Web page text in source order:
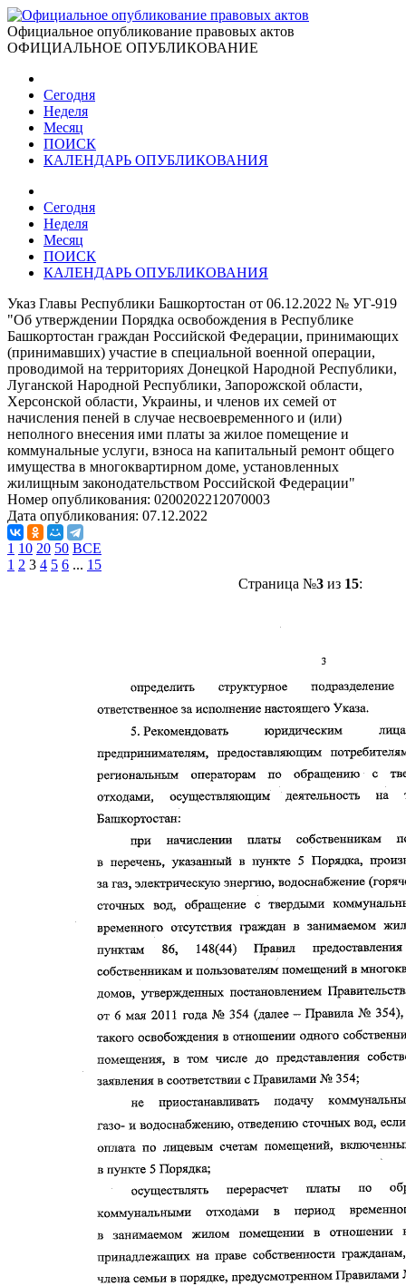
Официальное опубликование правовых актов
ОФИЦИАЛЬНОЕ ОПУБЛИКОВАНИЕ
Сегодня
Неделя
Месяц
ПОИСК
КАЛЕНДАРЬ ОПУБЛИКОВАНИЯ
Сегодня
Неделя
Месяц
ПОИСК
КАЛЕНДАРЬ ОПУБЛИКОВАНИЯ
Указ Главы Республики Башкортостан от 06.12.2022 № УГ-919
"Об утверждении Порядка освобождения в Республике
Башкортостан граждан Российской Федерации, принимающих
(принимавших) участие в специальной военной операции,
проводимой на территориях Донецкой Народной Республики,
Луганской Народной Республики, Запорожской области,
Херсонской области, Украины, и членов их семей от
начисления пеней в случае несвоевременного и (или)
неполного внесения ими платы за жилое помещение и
коммунальные услуги, взноса на капитальный ремонт общего
имущества в многоквартирном доме, установленных
жилищным законодательством Российской Федерации"
Номер опубликования: 0200202212070003
Дата опубликования: 07.12.2022
1 10 20 50 ВСЕ
1 2 3 4 5 6 ... 15
Страница №3из 15: